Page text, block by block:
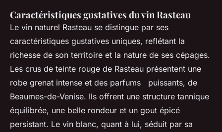
Caractéristiques gustatives du vin Rasteau
Le vin naturel Rasteau se distingue par ses
caractéristiques gustatives uniques, reflétant la
richesse de son territoire et la nature de ses cépages.
Les crus de teinte rouge de Rasteau présentent une
robe grenat intense et des parfums puissants, de
Beaumes-de-Venise. Ils offrent une structure tannique
équilibrée, une belle rondeur et un gout épicé
persistant. Le vin blanc, quant à lui, séduit par sa